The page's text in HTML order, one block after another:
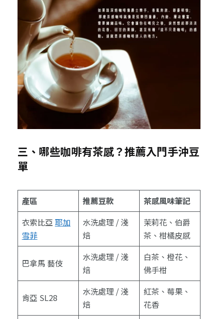
三、哪些咖啡有茶感？推薦入門手沖豆
單
產區 推薦豆款
茶感風味筆記
衣索比亞 耶加
雪菲
水洗處理 / 淺
焙
茉莉花、伯爵
茶、柑橘皮感
巴拿馬 藝伎
水洗處理 / 淺
焙
白茶、橙花、
佛手柑
肯亞 SL28
水洗處理 / 淺
焙
紅茶、莓果、
花香